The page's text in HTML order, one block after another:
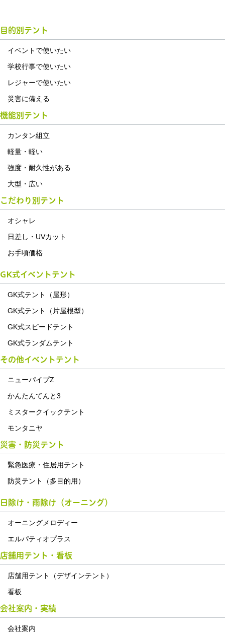
目的別テント
イベントで使いたい
学校行事で使いたい
レジャーで使いたい
災害に備える
機能別テント
カンタン組立
軽量・軽い
強度・耐久性がある
大型・広い
こだわり別テント
オシャレ
日差し・UVカット
お手頃価格
GK式イベントテント
GK式テント（屋形）
GK式テント（片屋根型）
GK式スピードテント
GK式ランダムテント
その他イベントテント
ニューパイプZ
かんたんてんと3
ミスタークイックテント
モンタニヤ
災害・防災テント
緊急医療・住居用テント
防災テント（多目的用）
日除け・雨除け（オーニング）
オーニングメロディー
エルパティオプラス
店舗用テント・看板
店舗用テント（デザインテント）
看板
会社案内・実績
会社案内